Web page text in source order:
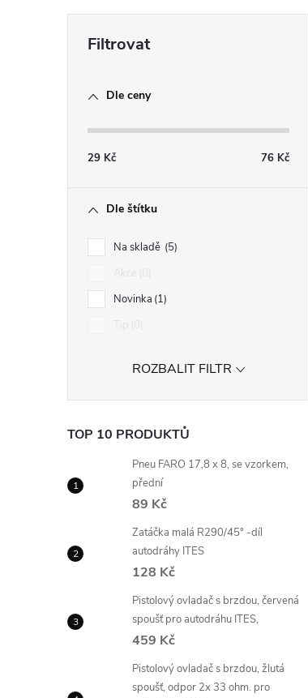
Dle ceny
29 Kč 76 Kč
Dle štítku
Na skladě 5
Novinka 1
ROZBALIT FILTR
TOP 10 PRODUKTŮ
Pneu FARO 17,8 x 8, se vzorkem,
přední
89 Kč
Zatáčka malá R290/45° -díl
autodráhy ITES
128 Kč
Pistolový ovladač s brzdou, červená
spoušť pro autodráhu ITES,
459 Kč
Pistolový ovladač s brzdou, žlutá
spoušť, odpor 2x 33 ohm. pro